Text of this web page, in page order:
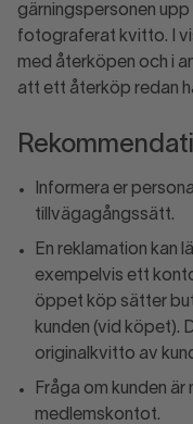
gärningspersonen
fotograferat kvitto. I
med återköpen och i
att ett återköp redan
Informera er
tillvägagångssätt.
En reklamation kan
exempelvis ett
öppet köp sätter
kunden (vid köpet).
originalkvitto av
Fråga om kunden
medlemskontot.